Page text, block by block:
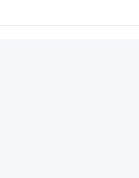
alanında
ve güvenlik